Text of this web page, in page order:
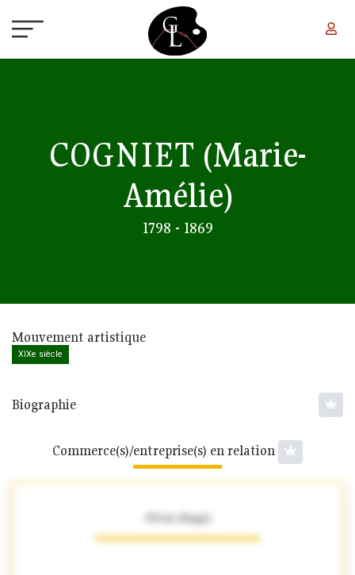
COGNIET (Marie-
Amélie)
1798 - 1869
Mouvement artistique
XIXe siècle
Biographie
Commerce(s)/entreprise(s) en relation
Ottoz (Ange)